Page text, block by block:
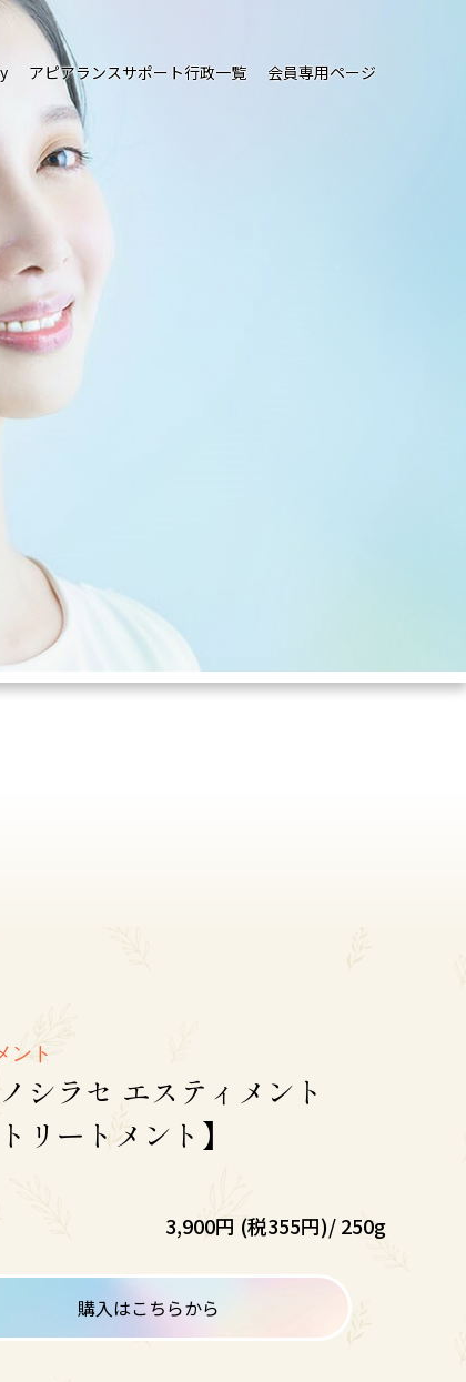
アピアランスサポート行政一覧 会員専用ページ
ント
シラセ エスティメント
リートメント】
3,900円 (税355円)/ 250g
購入はこちらから